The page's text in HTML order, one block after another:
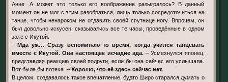
Анне. А может это только его воображение разыгралось? В данный
момент он не мог с этим разобраться, лишь только сосредоточиться на
танце, чтобы ненароком не отдавить своей спутнице ногу. Впрочем, он
был довольно искусен, сказывались все те часы, проведённые в одном
зале с Икутой.
-
Мда уж… Сразу вспоминаю то время, когда учился танцевать
вместе с Икутой. Она настоящее исчадие ада.– Усмехнулся японец,
представляя реакцию своей подруги, если бы она сейчас его услышала.
Вот была бы потеха. –Хорошо, что её здесь сейчас нет.
В целом, создавалось такое впечатление, будто Широ старался думать о